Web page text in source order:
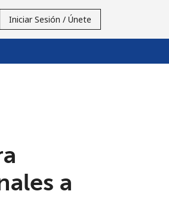
Iniciar Sesión / Únete
a